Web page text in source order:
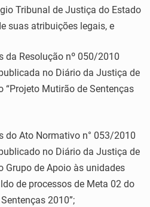
Tribunal de Justiça do Estado
suas atribuições legais, e
da Resolução nº 050/2010
no Diário da Justiça de
Mutirão de Sentenças
do Ato Normativo n° 053/2010
no Diário da Justiça de
de Apoio às unidades
de processos de Meta 02 do
2010”;